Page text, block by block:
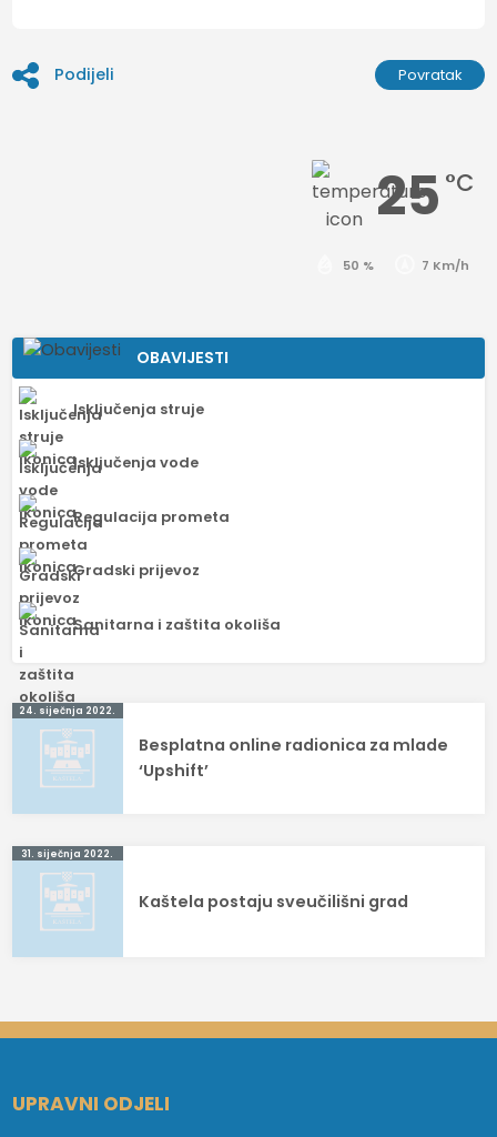
Podijeli Povratak
25 °C
50 % 7 Km/h
OBAVIJESTI
Isključenja struje
Isključenja vode
Regulacija prometa
Gradski prijevoz
Sanitarna i zaštita okoliša
Navigacija
objava
24. siječnja 2022.
Besplatna online radionica za mlade
‘Upshift’
31. siječnja 2022.
Kaštela postaju sveučilišni grad
UPRAVNI ODJELI